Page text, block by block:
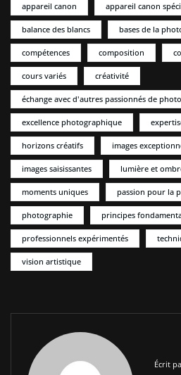
appareil canon appareil canon
balance des blancs bases de la
compétences composition
cours variés créativité
échange avec d'autres passionnés de
excellence photographique
horizons créatifs images
images saisissantes lumière et
moments uniques passion pour la
photographie principes
professionnels expérimentés
vision artistique
Écrit